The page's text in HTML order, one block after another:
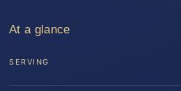
At a glance
SERVING